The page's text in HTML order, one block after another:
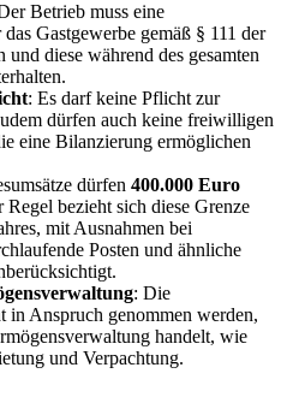
Betrieb muss eine
Gastgewerbe gemäß § 111 der
diese während des gesamten
: Es darf keine Pflicht zur
dürfen auch keine freiwilligen
eine Bilanzierung ermöglichen
dürfen 400.000 Euro
bezieht sich diese Grenze
mit Ausnahmen bei
Posten und ähnliche
: Die
in Anspruch genommen werden,
handelt, wie
und Verpachtung.